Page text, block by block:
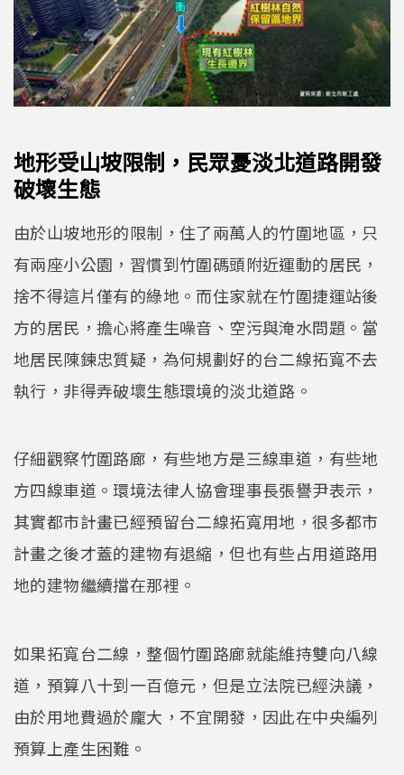
地形受山坡限制，民眾憂淡北道路開發
破壞生態
由於山坡地形的限制，住了兩萬人的竹圍地區，只
有兩座小公園，習慣到竹圍碼頭附近運動的居民，
捨不得這片僅有的綠地。而住家就在竹圍捷運站後
方的居民，擔心將產生噪音、空污與淹水問題。當
地居民陳鍊忠質疑，為何規劃好的台二線拓寬不去
執行，非得弄破壞生態環境的淡北道路。
仔細觀察竹圍路廊，有些地方是三線車道，有些地
方四線車道。環境法律人協會理事長張譽尹表示，
其實都市計畫已經預留台二線拓寬用地，很多都市
計畫之後才蓋的建物有退縮，但也有些占用道路用
地的建物繼續擋在那裡。
如果拓寬台二線，整個竹圍路廊就能維持雙向八線
道，預算八十到一百億元，但是立法院已經決議，
由於用地費過於龐大，不宜開發，因此在中央編列
預算上產生困難。